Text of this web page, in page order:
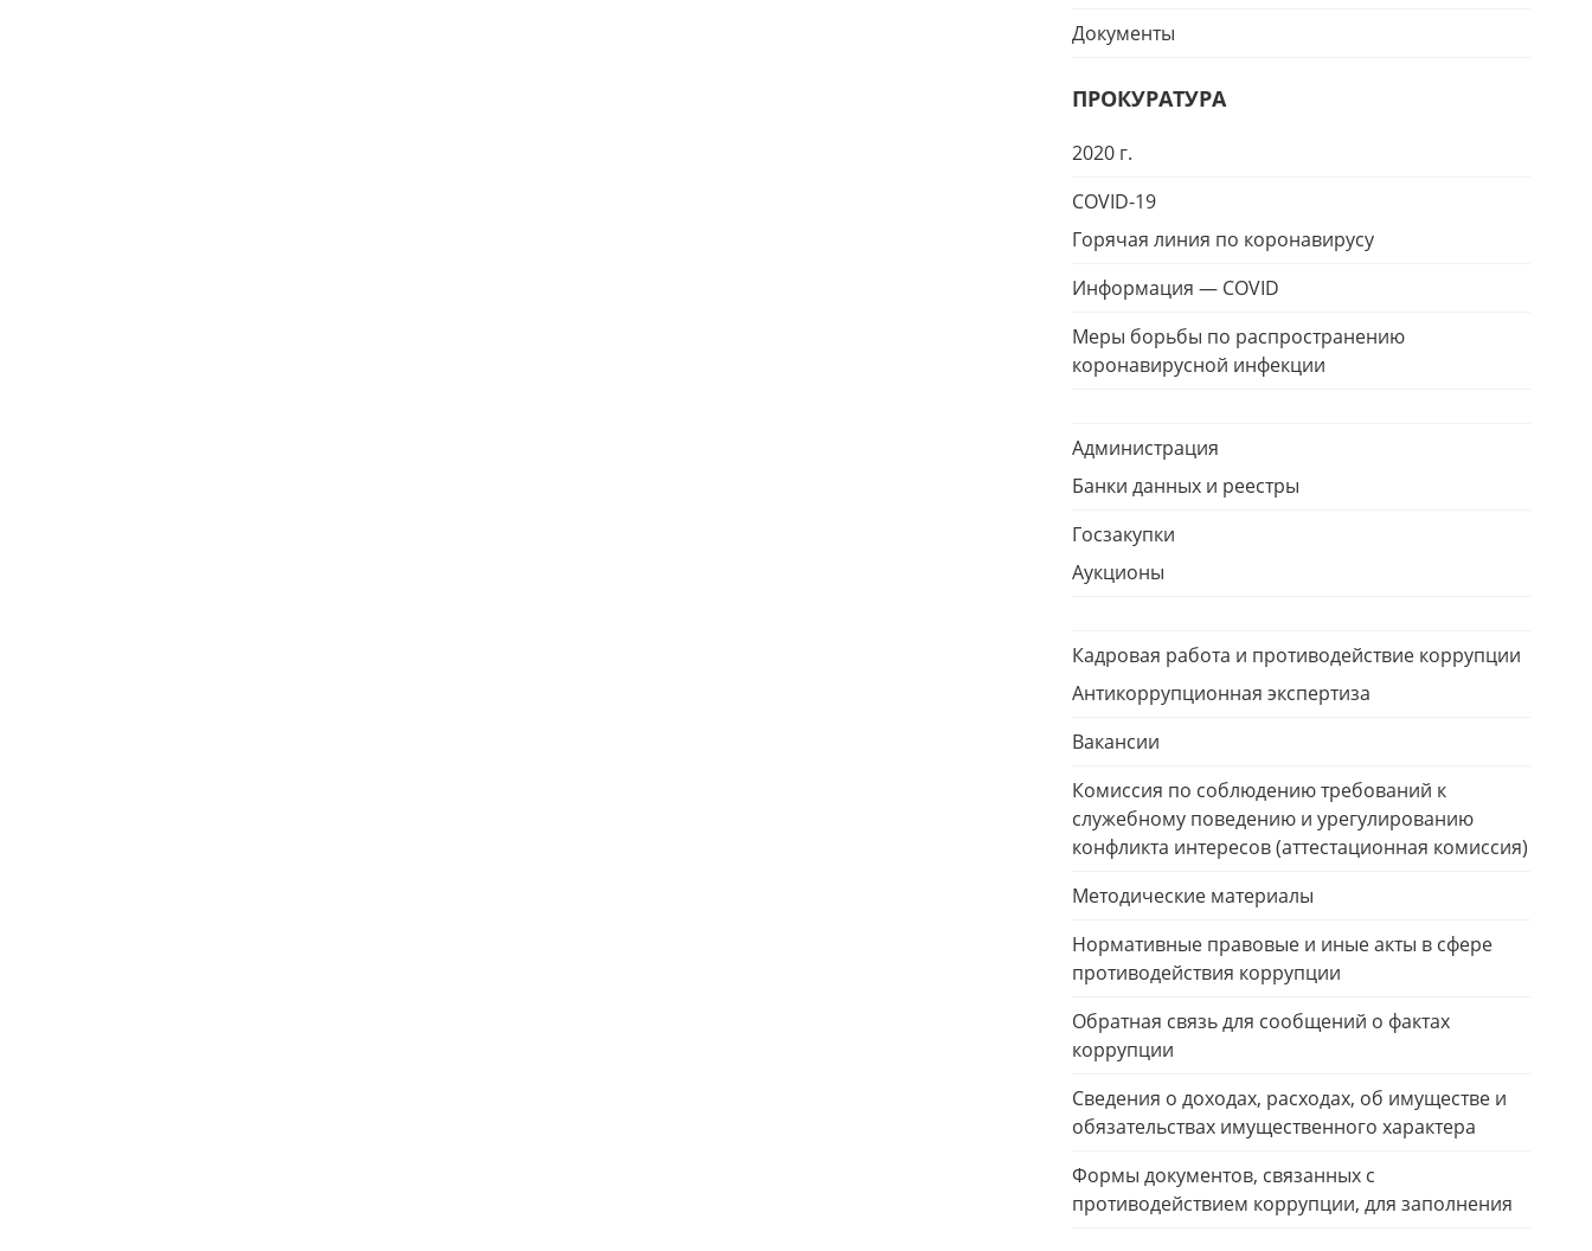
Документы
ПРОКУРАТУРА
2020 г.
COVID-19
Горячая линия по коронавирусу
Информация — COVID
Меры борьбы по распространению
коронавирусной инфекции
Администрация
Банки данных и реестры
Госзакупки
Аукционы
Кадровая работа и противодействие коррупции
Антикоррупционная экспертиза
Вакансии
Комиссия по соблюдению требований к
служебному поведению и урегулированию
конфликта интересов (аттестационная комиссия)
Методические материалы
Нормативные правовые и иные акты в сфере
противодействия коррупции
Обратная связь для сообщений о фактах
коррупции
Сведения о доходах, расходах, об имуществе и
обязательствах имущественного характера
Формы документов, связанных с
противодействием коррупции, для заполнения